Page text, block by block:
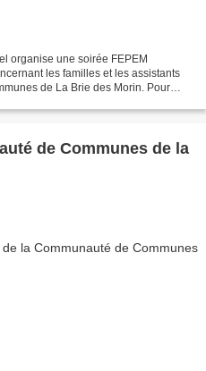
organise une soirée FEPEM
les familles et les assistants
de La Brie des Morin. Pour
de Communes de la